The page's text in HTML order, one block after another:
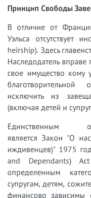
Принцип Свободы
В отличие от
Уэльса отсутствует
heirship). Здесь
Наследодатель вправе
свое имущество кому
исключить из
(включая детей и
Единственным
является Закон "О
иждивенцев)" 1975
and Dependants)
определенным
супругам, детям,
финансово зависимы